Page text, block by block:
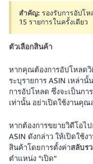
สำคัญ: รองรับการอัปโ
15 รายการในครั้งเดียว
ตัวเลือกสินค้า
หากคุณต้องการอัปโหลดวิ
ระบุรายการ ASIN เหล่านั้
การอัปโหลด ซึ่งจะเป็นกา
เท่านั้น อย่าเปิดใช้งานคุ
หากต้องการขยายวิดีโอไ
ASIN ดังกล่าว ให้เปิดใช้
สินค้าโดยการตั้งค่าสลับร
ตำแหน่ง “เปิด”